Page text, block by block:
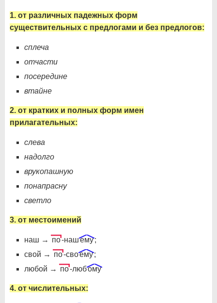
1. от различных падежных форм
существительных с предлогами и без предлогов:
сплеча
отчасти
посередине
втайне
2. от кратких и полных форм имен
прилагательных:
слева
надолго
врукопашную
понапрасну
светло
3. от местоимений
наш → по-нашему;
свой → по-своему;
любой → по-любому
4. от числительных: